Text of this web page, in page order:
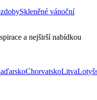
Skleněné vánoční
a nejširší nabídkou
ChorvatskoLitva